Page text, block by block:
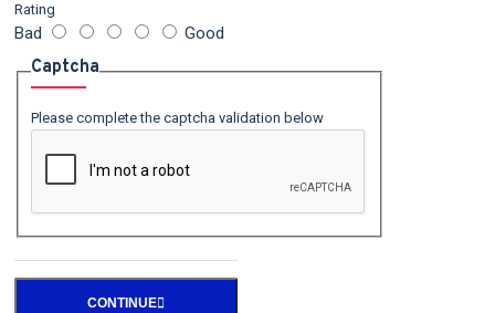
Rating
Bad Good
Captcha
Please complete the captcha validation below
CONTINUE